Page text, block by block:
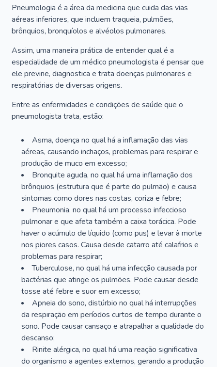
Pneumologia é a área da medicina que cuida das vias
aéreas inferiores, que incluem traqueia, pulmões,
brônquios, bronquíolos e alvéolos pulmonares.
Assim, uma maneira prática de entender qual é a
especialidade de um médico pneumologista é pensar que
ele previne, diagnostica e trata doenças pulmonares e
respiratórias de diversas origens.
Entre as enfermidades e condições de saúde que o
pneumologista trata, estão:
Asma, doença no qual há a inflamação das vias
aéreas, causando inchaços, problemas para respirar e
produção de muco em excesso;
Bronquite aguda, no qual há uma inflamação dos
brônquios (estrutura que é parte do pulmão) e causa
sintomas como dores nas costas, coriza e febre;
Pneumonia, no qual há um processo infeccioso
pulmonar e que afeta também a caixa torácica. Pode
haver o acúmulo de líquido (como pus) e levar à morte
nos piores casos. Causa desde catarro até calafrios e
problemas para respirar;
Tuberculose, no qual há uma infecção causada por
bactérias que atinge os pulmões. Pode causar desde
tosse até febre e suor em excesso;
Apneia do sono, distúrbio no qual há interrupções
da respiração em períodos curtos de tempo durante o
sono. Pode causar cansaço e atrapalhar a qualidade do
descanso;
Rinite alérgica, no qual há uma reação significativa
do organismo a agentes externos, gerando a produção